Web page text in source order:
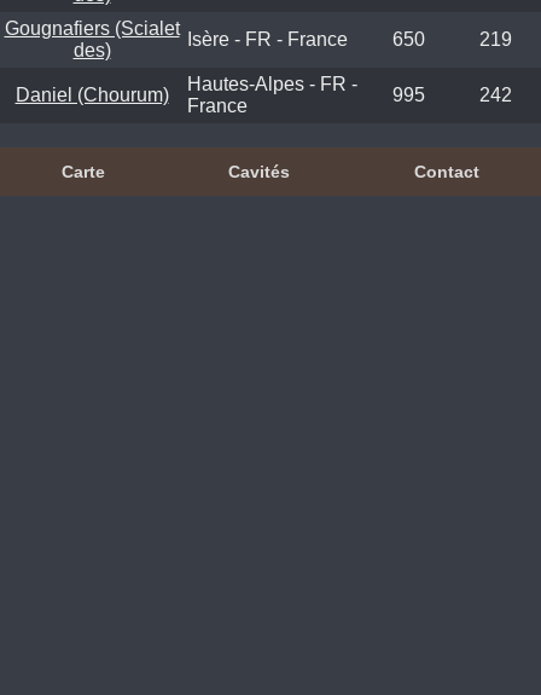
Gougnafiers (Scialet
des)
Isère - FR - France 650 219
Daniel (Chourum)
Hautes-Alpes - FR -
France
995 242
Carte Cavités Contact